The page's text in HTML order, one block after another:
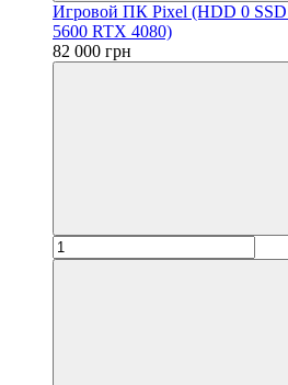
Игровой ПК Pixel (HDD 0
5600 RTX 4080)
82 000 грн